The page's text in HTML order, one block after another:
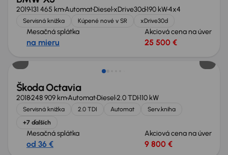
2019131 465 kmAutomatDiesel xDrive30d190 kW4x4
Servisná knižka Kúpené nové v SR xDrive30d
Mesačná splátka
na mieru
Akciová cena na úver
25 500 €
Škoda Octavia
2018248 909 kmAutomatDiesel2.0 TDI110 kW
Servisná knižka 2.0 TDI Automat
Serv.kniha
+7 ďalších
Mesačná splátka
od 36 €
Akciová cena na úver
9 800 €
Zlacnené o 1 500 €